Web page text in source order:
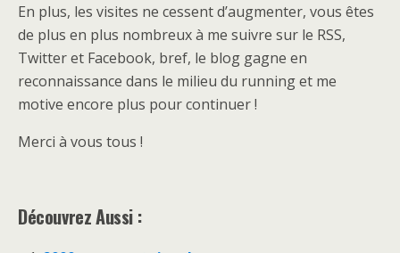
En plus, les visites ne cessent d’augmenter, vous êtes
de plus en plus nombreux à me suivre sur le RSS,
Twitter et Facebook, bref, le blog gagne en
reconnaissance dans le milieu du running et me
motive encore plus pour continuer !
Merci à vous tous !
Découvrez Aussi :